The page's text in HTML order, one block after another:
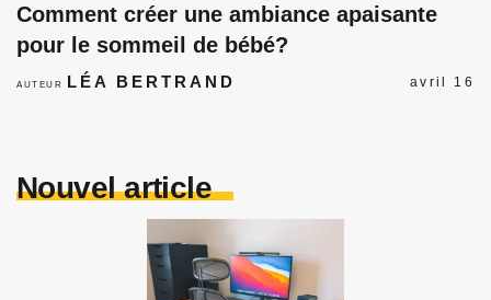
Comment créer une ambiance apaisante
pour le sommeil de bébé?
AUTEUR LÉA BERTRAND avril 16
Nouvel article